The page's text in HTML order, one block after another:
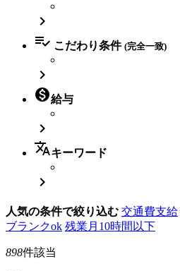

 こだわり条件 (完全一致)

給与

translateキーワード

人気の条件で絞り込む 交通費支給
ブランクok 残業月10時間以下
898件該当